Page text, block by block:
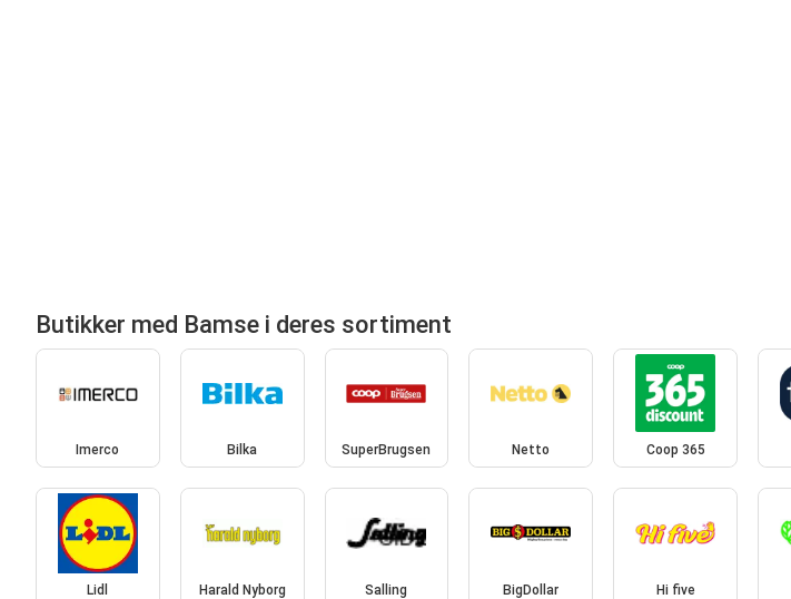
Butikker med Bamse i deres sortiment
Imerco Bilka SuperBrugsen Netto Coop 365
Lidl Harald Nyborg Salling BigDollar Hi five